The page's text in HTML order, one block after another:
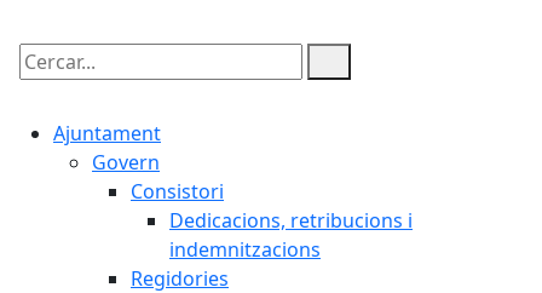
Cercar:
Ajuntament
Govern
Consistori
Dedicacions, retribucions i
indemnitzacions
Regidories